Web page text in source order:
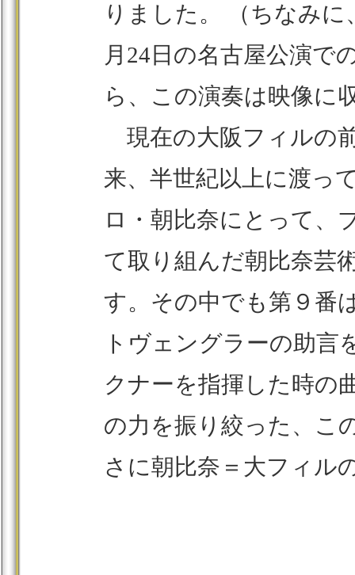
りました。 （ちなみ
月24日の名古屋公演で
ら、この演奏は映像に
現在の大阪フィルの
来、半世紀以上に渡っ
ロ・朝比奈にとって、
て取り組んだ朝比奈芸
す。その中でも第９番
トヴェングラーの助言
クナーを指揮した時の
の力を振り絞った、こ
さに朝比奈＝大フィル